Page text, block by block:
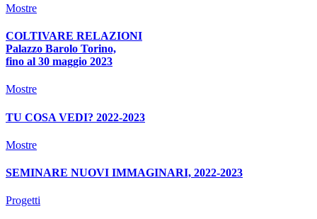
Mostre
COLTIVARE RELAZIONI
Palazzo Barolo Torino,
fino al 30 maggio 2023
Mostre
TU COSA VEDI? 2022-2023
Mostre
SEMINARE NUOVI IMMAGINARI, 2022-2023
Progetti